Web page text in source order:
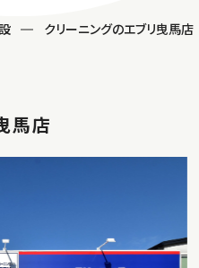
クリーニングのエブリ曳馬店
馬店